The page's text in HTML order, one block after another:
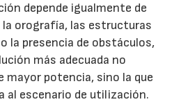
depende igualmente de
orografía, las estructuras
la presencia de obstáculos,
más adecuada no
mayor potencia, sino la que
al escenario de utilización.